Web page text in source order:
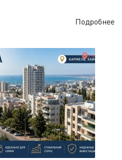
Подробнее